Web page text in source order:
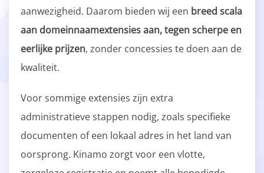
aanwezigheid. Daarom bieden wij een breed scala
aan domeinnaamextensies aan, tegen scherpe en
eerlijke prijzen, zonder concessies te doen aan de
kwaliteit.
Voor sommige extensies zijn extra
administratieve stappen nodig, zoals specifieke
documenten of een lokaal adres in het land van
oorsprong. Kinamo zorgt voor een vlotte,